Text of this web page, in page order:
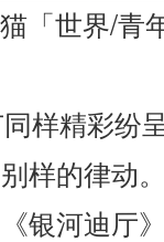
「世界/青
样精彩纷
样的律动
银河迪厅